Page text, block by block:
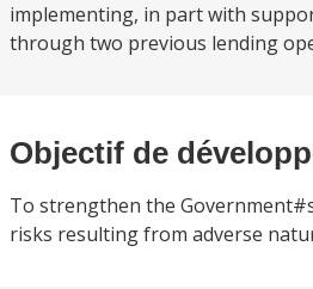
implementing, in part with
through two previous lending
Objectif de
To strengthen the
risks resulting from adverse